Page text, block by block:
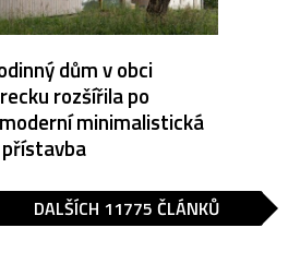
dům v obci
rozšířila po
minimalistická
přístavba
DALŠÍCH 11775 ČLÁNKŮ